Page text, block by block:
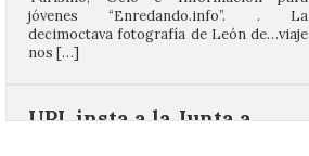
UPL insta a la Junta a
BIC en estado de ruina